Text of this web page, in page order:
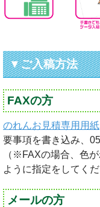
▼ご入稿方法
FAXの方
のれんお見積専用用紙
要事項を書き込み、
（※FAXの場合、色
ように指定をしてくだ
メールの方